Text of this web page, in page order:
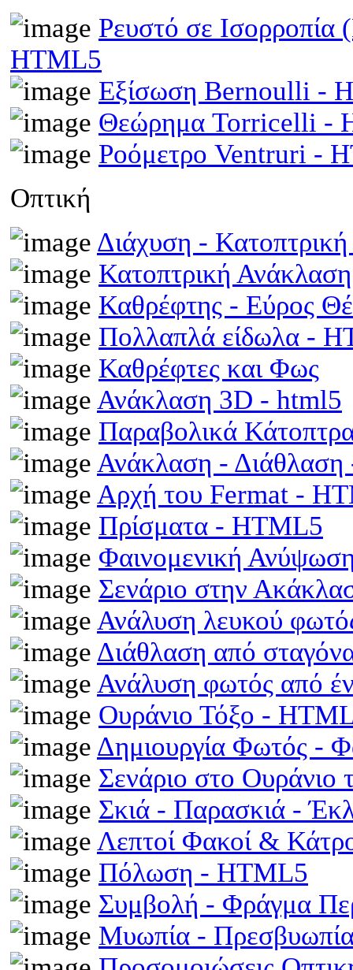
Ρευστό σε Ισορροπία
HTML5
Εξίσωση Bernoulli -
Θεώρημα Torricelli -
Ροόμετρο Ventruri -
Οπτική
Διάχυση -
Κατοπτρική
Καθρέφτης - Εύρος
Πολλαπλά είδωλα -
Καθρέφτες και Φως
Ανάκλαση 3D - html5
Παραβολικά
Ανάκλαση -
Αρχή του Fermat -
Πρίσματα - HTML5
Φαινομενική
Σενάριο στην
Ανάλυση λευκού
Διάθλαση από
Ανάλυση φωτός από
Ουράνιο Τόξο -
Δημιουργία Φωτός -
Σενάριο στο Ουράνιο
Σκιά - Παρασκιά -
Λεπτοί Φακοί &
Πόλωση - HTML5
Συμβολή - Φράγμα
Μυωπία -